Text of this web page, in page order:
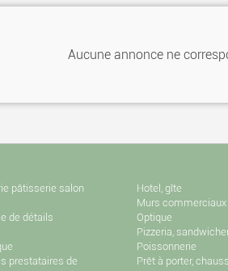
Aucune annonce ne
pâtisserie salon
de détails
prestataires de
Hotel, gîte
Murs commerciaux
Optique
Pizzeria,
Poissonnerie
Prêt à porter,